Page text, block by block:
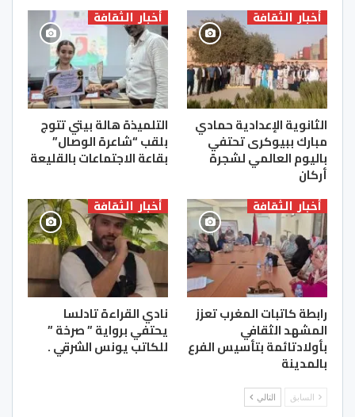
أخبار الثقافة
الثانوية الإعدادية حمادي
مبارك ببيوكرى تحتفي
باليوم العالمي لشجرة
أركان
أخبار الثقافة
التلميذة هالة بيتي تتوج
بلقب “شاعرة الوصال”
بقاعة الاجتماعات بالقليعة
أخبار الثقافة
رابطة كاتبات المغرب تعزز
المشهد الثقافي
بأولادتائمة بتأسيس الفرع
بالمدينة
أخبار الثقافة
نادي القراءة تادلسا
يحتفي برواية ” صرخة ”
للكاتب يونس الشرقي .
السابق التالي